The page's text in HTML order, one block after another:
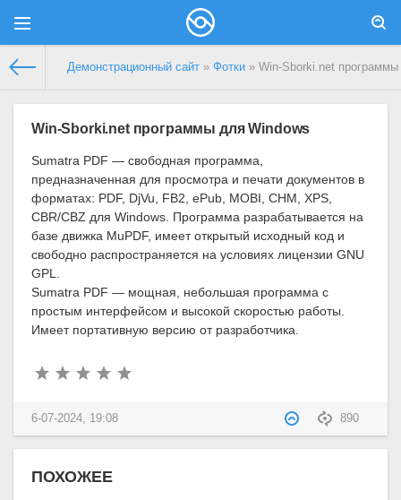
Демонстрационный сайт » Фотки » Win-Sborki.net
Win-Sborki.net программы для Windows
Sumatra PDF — свободная программа,
предназначенная для просмотра и печати документов в
форматах: PDF, DjVu, FB2, ePub, MOBI, CHM, XPS,
CBR/CBZ для Windows. Программа разрабатывается на
базе движка MuPDF, имеет открытый исходный код и
свободно распространяется на условиях лицензии GNU
GPL.
Sumatra PDF — мощная, небольшая программа с
простым интерфейсом и высокой скоростью работы.
Имеет портативную версию от разработчика.
890
6-07-2024, 19:08
ПОХОЖЕЕ